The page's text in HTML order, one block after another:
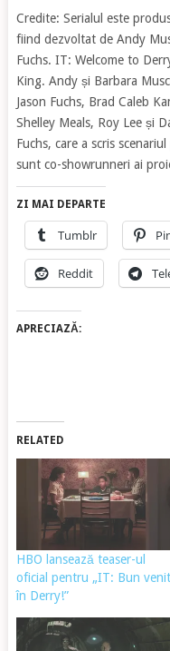
Credite: Serialul este
fiind dezvoltat de Andy
Fuchs. IT: Welcome to
King. Andy și Barbara
Jason Fuchs, Brad Caleb
Shelley Meals, Roy Lee și
Fuchs, care a scris
sunt co-showrunneri ai
ZI MAI DEPARTE
Tumblr
Reddit
APRECIAZĂ:
RELATED
HBO lansează teaser-ul
oficial pentru „IT: Bun venit
în Derry!”